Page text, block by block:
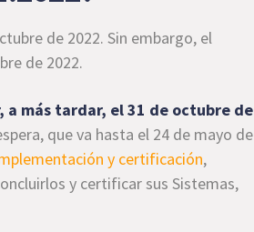
de 2022. Sin embargo, el
de 2022.
a más tardar, el 31 de octubre de
que va hasta el 24 de mayo de
y certificación,
y certificar sus Sistemas,